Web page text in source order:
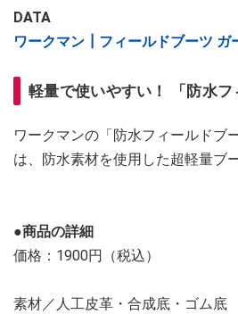
DATA
ワークマン┃フィールドブーツ ガ
軽量で使いやすい！ 「防水フ
ワークマンの「防水フィールドブ
は、防水素材を使用した超軽量ブ
●商品の詳細
価格：1900円（税込）
素材／人工皮革・合成底・ゴム底